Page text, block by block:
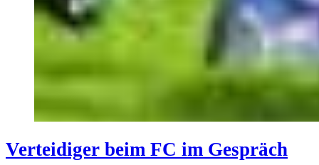
Verteidiger beim FC im Gespräch